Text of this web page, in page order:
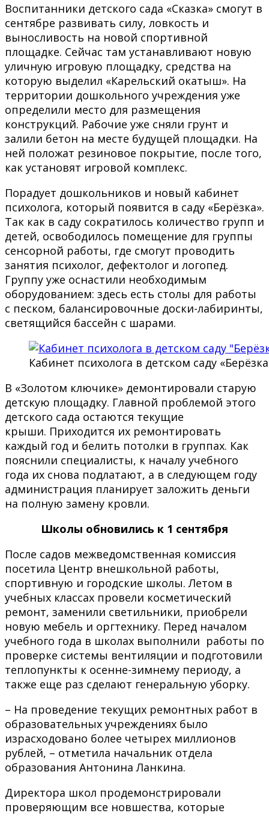
Воспитанники детского сада «Сказка» смогут в
сентябре развивать силу, ловкость и
выносливость на новой спортивной
площадке. Сейчас там устанавливают новую
уличную игровую площадку, средства на
которую выделил «Карельский окатыш». На
территории дошкольного учреждения уже
определили место для размещения
конструкций. Рабочие уже сняли грунт и
залили бетон на месте будущей площадки. На
ней положат резиновое покрытие, после того,
как установят игровой комплекс.
Порадует дошкольников и новый кабинет
психолога, который появится в саду «Берёзка».
Так как в саду сократилось количество групп и
детей, освободилось помещение для группы
сенсорной работы, где смогут проводить
занятия психолог, дефектолог и логопед.
Группу уже оснастили необходимым
оборудованием: здесь есть столы для работы
с песком, балансировочные доски-лабиринты,
светящийся бассейн с шарами.
Кабинет психолога в детском саду
В «Золотом ключике» демонтировали старую
детскую площадку. Главной проблемой этого
детского сада остаются текущие
крыши. Приходится их ремонтировать
каждый год и белить потолки в группах. Как
пояснили специалисты, к началу учебного
года их снова подлатают, а в следующем году
администрация планирует заложить деньги
на полную замену кровли.
Школы обновились к 1 сентября
После садов межведомственная комиссия
посетила Центр внешкольной работы,
спортивную и городские школы. Летом в
учебных классах провели косметический
ремонт, заменили светильники, приобрели
новую мебель и оргтехнику. Перед началом
учебного года в школах выполнили работы по
проверке системы вентиляции и подготовили
теплопункты к осенне-зимнему периоду, а
также еще раз сделают генеральную уборку.
– На проведение текущих ремонтных работ в
образовательных учреждениях было
израсходовано более четырех миллионов
рублей, – отметила начальник отдела
образования Антонина Ланкина.
Директора школ продемонстрировали
проверяющим все новшества, которые